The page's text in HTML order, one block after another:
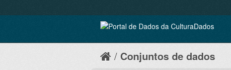
Conjuntos de dados